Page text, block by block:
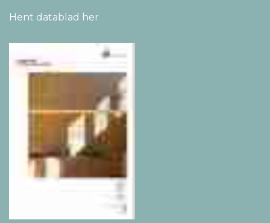
Hent datablad her